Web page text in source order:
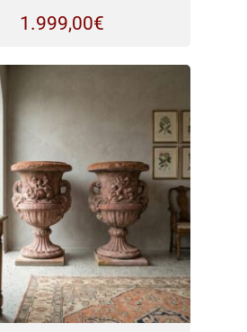
1.999,00€